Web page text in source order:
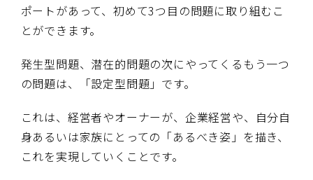
ポートがあって、初めて3つ目の問題に取り組むこ
とができます。
発生型問題、潜在的問題の次にやってくるもう一つ
の問題は、「設定型問題」です。
これは、経営者やオーナーが、企業経営や、自分自
身あるいは家族にとっての「あるべき姿」を描き、
これを実現していくことです。